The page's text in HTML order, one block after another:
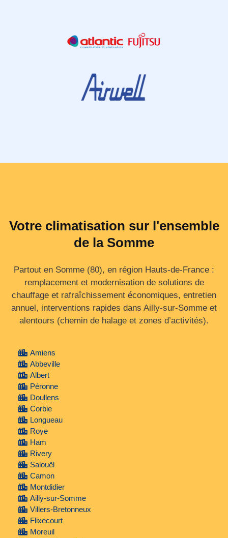
Votre climatisation sur l'ensemble
de la Somme
Partout en Somme (80), en région Hauts-de-France :
remplacement et modernisation de solutions de
chauffage et rafraîchissement économiques, entretien
annuel, interventions rapides dans Ailly-sur-Somme et
alentours (chemin de halage et zones d’activités).
Amiens
Abbeville
Albert
Péronne
Doullens
Corbie
Longueau
Roye
Ham
Rivery
Salouël
Camon
Montdidier
Ailly-sur-Somme
Villers-Bretonneux
Flixecourt
Moreuil